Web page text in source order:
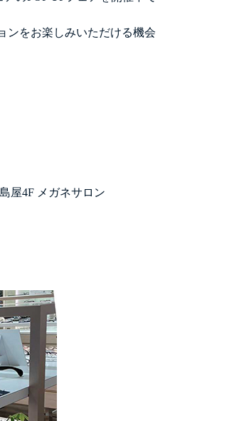
ンをお楽しみいただける機会
屋4F メガネサロン